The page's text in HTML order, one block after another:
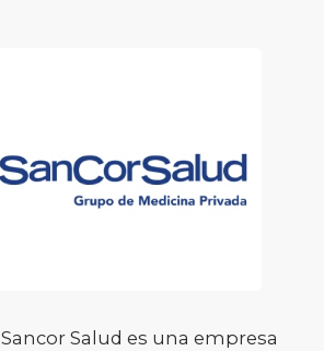
Sancor Salud es una empresa